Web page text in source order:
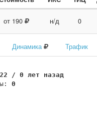
от 190 н/д 0
Динамика Трафик
/ 0 лет назад
0